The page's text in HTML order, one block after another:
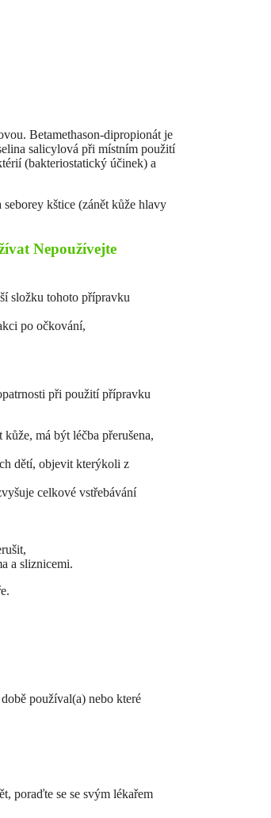
Betamethason-dipropionát je
salicylová při místním použití
(bakteriostatický účinek) a
kštice (zánět kůže hlavy
Nepoužívejte
složku tohoto přípravku
po očkování,
při použití přípravku
má být léčba přerušena,
dětí, objevit kterýkoli z
celkové vstřebávání
a sliznicemi.
používal(a) nebo které
poraďte se se svým lékařem